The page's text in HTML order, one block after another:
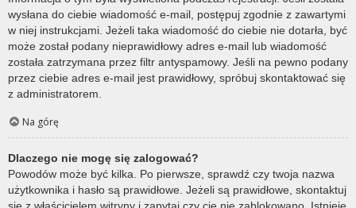
wysłana do ciebie wiadomość e-mail, postępuj zgodnie z zawartymi
w niej instrukcjami. Jeżeli taka wiadomość do ciebie nie dotarła, być
może został podany nieprawidłowy adres e-mail lub wiadomość
została zatrzymana przez filtr antyspamowy. Jeśli na pewno podany
przez ciebie adres e-mail jest prawidłowy, spróbuj skontaktować się
z administratorem.
Na górę
Dlaczego nie mogę się zalogować?
Powodów może być kilka. Po pierwsze, sprawdź czy twoja nazwa
użytkownika i hasło są prawidłowe. Jeżeli są prawidłowe, skontaktuj